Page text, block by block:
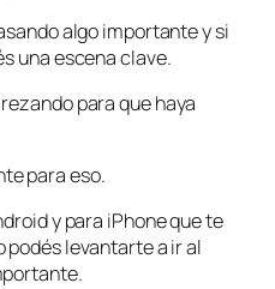
algo importante y si
una escena clave.
para que haya
para eso.
y para iPhone que te
levantarte a ir al